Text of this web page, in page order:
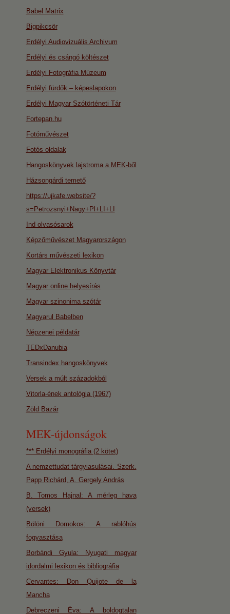
Babel Matrix
Bigpikcsör
Erdélyi Audiovizuális Archivum
Erdélyi és csángó költészet
Erdélyi Fotográfia Múzeum
Erdélyi fürdők – képeslapokon
Erdélyi Magyar Szótörténeti Tár
Fortepan.hu
Fotóművészet
Fotós oldalak
Hangoskönyvek lajstroma a MEK-ből
Házsongárdi temető
https://ujkafe.website/?
s=Petrozsnyi+Nagy+Pl+LI+LI
Ind olvasósarok
Képzőművészet Magyarországon
Kortárs művészeti lexikon
Magyar Elektronikus Könyvtár
Magyar online helyesírás
Magyar szinonima szótár
Magyarul Babelben
Népzenei példatár
TEDxDanubia
Transindex hangoskönyvek
Versek a múlt századokból
Vitorla-ének antológia (1967)
Zöld Bazár
MEK-újdonságok
*** Erdélyi monográfia (2 kötet)
A nemzettudat tárgyiasulásai. Szerk.
Papp Richárd, A. Gergely András
B. Tomos Hajnal: A mérleg hava
(versek)
Bölöni Domokos: A rablóhús
fogyasztása
Borbándi Gyula: Nyugati magyar
idordalmi lexikon és bibliográfia
Cervantes: Don Quijote de la
Mancha
Debreczeni Éva: A boldogtalan